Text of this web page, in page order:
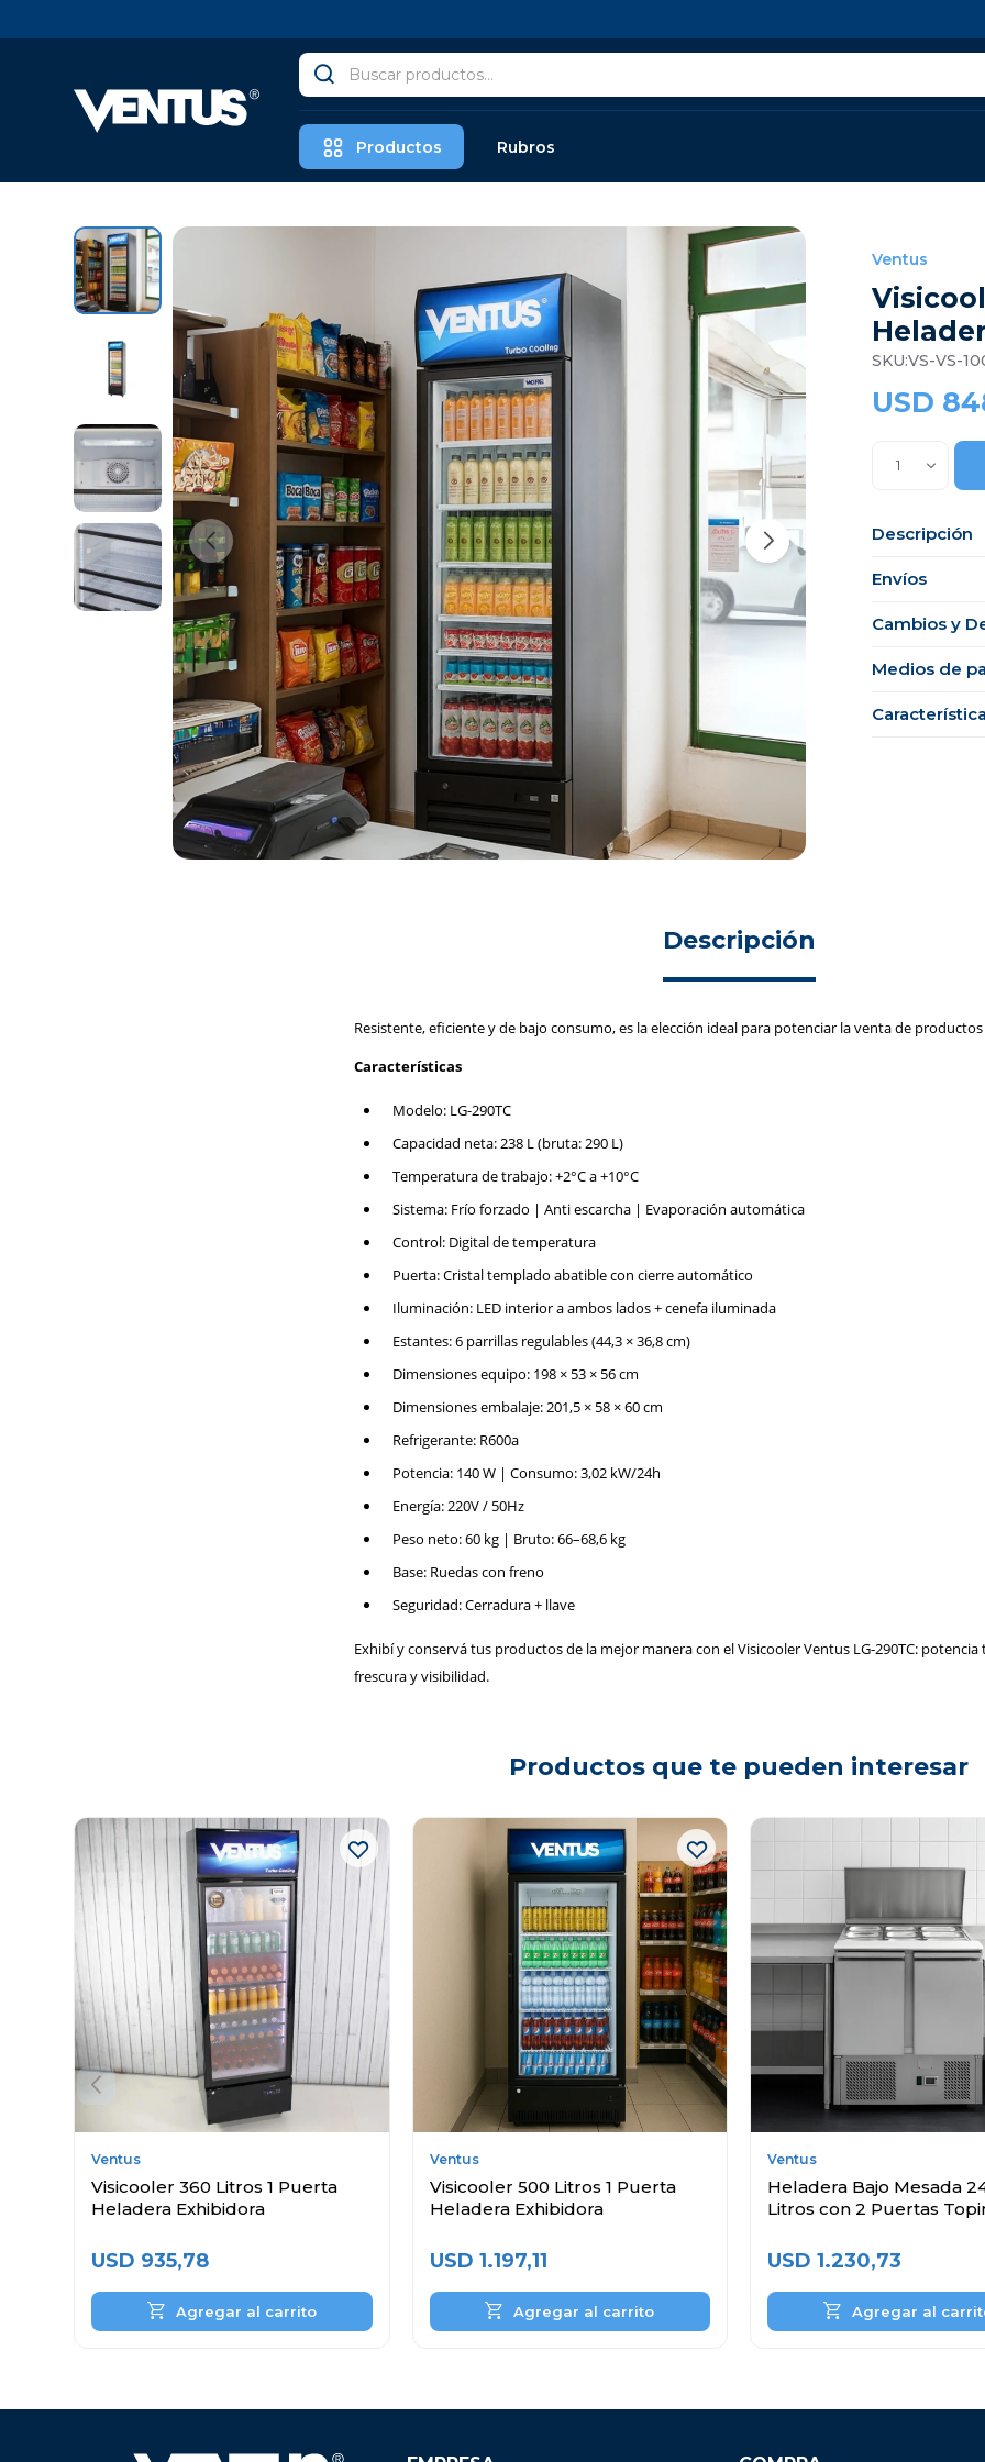
Productos Rubros
Ventus
VS-VS-
USD
1
Descripción
Envíos
Cambios y
Medios de
Descripción
Resistente, eficiente y de bajo consumo, es la elección ideal para potenciar la venta de
Características
Modelo: LG-290TC
Capacidad neta: 238 L (bruta: 290 L)
Temperatura de trabajo: +2°C a +10°C
Sistema: Frío forzado | Anti escarcha | Evaporación automática
Control: Digital de temperatura
Puerta: Cristal templado abatible con cierre automático
Iluminación: LED interior a ambos lados + cenefa iluminada
Estantes: 6 parrillas regulables (44,3 × 36,8 cm)
Dimensiones equipo: 198 × 53 × 56 cm
Dimensiones embalaje: 201,5 × 58 × 60 cm
Refrigerante: R600a
Potencia: 140 W | Consumo: 3,02 kW/24h
Energía: 220V / 50Hz
Peso neto: 60 kg | Bruto: 66–68,6 kg
Base: Ruedas con freno
Seguridad: Cerradura + llave
Exhibí y conservá tus productos de la mejor manera con el Visicooler Ventus LG-290TC: potencia
frescura y visibilidad.
Productos que te pueden interesar
Ventus
Visicooler 360 Litros 1 Puerta
Heladera Exhibidora
USD 935,78
Ventus
Visicooler 500 Litros 1 Puerta
Heladera Exhibidora
USD 1.197,11
Ventus
Heladera Bajo Mesada
Litros con 2 Puertas
USD 1.230,73